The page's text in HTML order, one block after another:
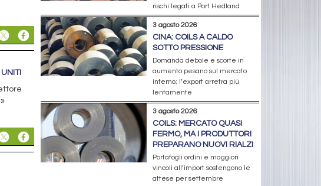
rischi legati a Port Hedland
3 agosto 2026
CINA: COILS A CALDO
SOTTO PRESSIONE
Domanda debole e scorte in
aumento pesano sul mercato
interno; l’export arretra più
lentamente
3 agosto 2026
COILS: MERCATO QUASI
FERMO, MA I PRODUTTORI
PREPARANO NUOVI RIALZI
Portafogli ordini e maggiori
vincoli all’import sostengono le
attese per settembre